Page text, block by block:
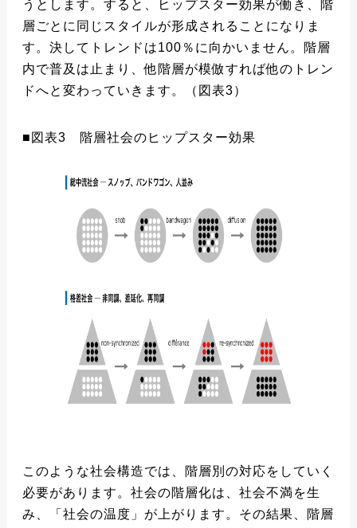
うとします。すると、ヒップスター効果が働き、階
層ごとに同じスタイルが形成されることになりま
す。決してトレンドは100％に向かいません。階層
内で普及は止まり、他階層が模倣すれば他のトレン
ドへと変わっていきます。（図表3）
■図表3 階層社会のヒップスター効果
このような社会構造では、階層別の対応をしていく
必要があります。社会の階層化は、社会不満を生
み、「社会の温度」が上がります。その結果、階層